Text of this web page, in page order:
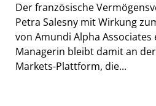
Der französische
Petra Salesny mit Wirkung
von Amundi Alpha
Managerin bleibt damit an
Markets-Plattform, die...